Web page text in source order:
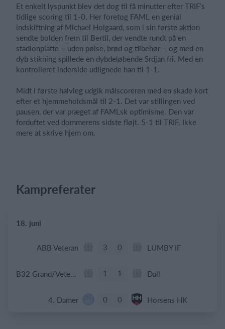
Et enkelt lyspunkt blev det dog til få minutter efter TRIF’s
tidlige scoring til 1-0. Her foretog FAML en genial
indskiftning af Michael Holgaard, som i sin første aktion
sendte bolden frem til Bertil, der vendte rundt på en
stadionplatte – uden pølse, brød og tilbehør – og med en
dyb stikning spillede en dybdeløbende Srdjan fri. Med en
kontrolleret inderside udlignede han til 1-1.
Midt i første halvleg udgik målscoreren med en skade kort
efter et hjemmeholdsmål til 2-1. Det var stillingen ved
pausen, der var præget af FAMLsk optimisme. Den var
forduftet ved dommerens sidste fløjt. 5-1 til TRIF. Ikke
mere at skrive hjem om.
Kampreferater
18. juni
ABB Veteran 3 0 LUMBY IF
B32 Grand/Veteran 1 1 Dall
4. Damer 0 0 Horsens HK